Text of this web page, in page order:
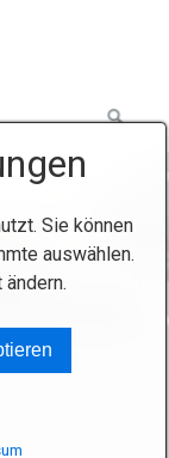
Sie können
auswählen.